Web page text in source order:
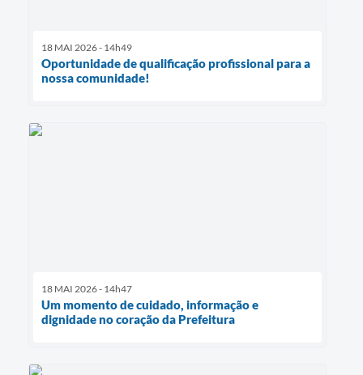
18 MAI 2026 - 14h49
Oportunidade de qualificação profissional para a
nossa comunidade!
18 MAI 2026 - 14h47
Um momento de cuidado, informação e
dignidade no coração da Prefeitura